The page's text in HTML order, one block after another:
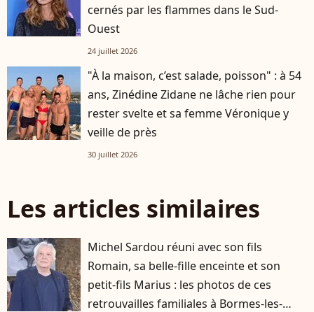
cernés par les flammes dans le Sud-
Ouest
24 juillet 2026
"À la maison, c’est salade, poisson" : à 54
ans, Zinédine Zidane ne lâche rien pour
rester svelte et sa femme Véronique y
veille de près
30 juillet 2026
Les articles similaires
Michel Sardou réuni avec son fils
Romain, sa belle-fille enceinte et son
petit-fils Marius : les photos de ces
retrouvailles familiales à Bormes-les-